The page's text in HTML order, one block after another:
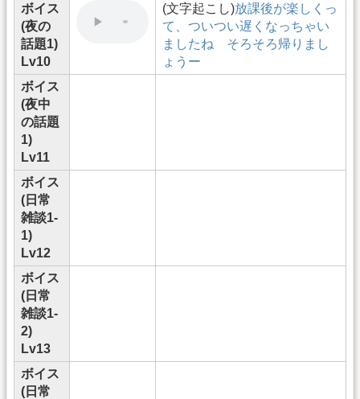
ボイス
(夜の
話題1)
Lv10
(文字起こし)放課後が楽しくっ
て、ついつい遅くなっちゃい
ましたね そろそろ帰りまし
ょうー
ボイス
(夜中
の話題
1)
Lv11
ボイス
(日常
雑談1-
1)
Lv12
ボイス
(日常
雑談1-
2)
Lv13
ボイス
(日常